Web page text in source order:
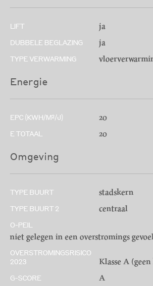
LIFT ja
DUBBELE BEGLAZING ja
TYPE VERWARMING
Energie
EPC (KWH/M²/J) 20
E TOTAAL 20
Omgeving
TYPE BUURT stadskern
TYPE BUURT 2 centraal
O-PEIL
niet gelegen in een overstromings
OVERSTROMINGSRISICO
2023
Klasse A
G-SCORE A